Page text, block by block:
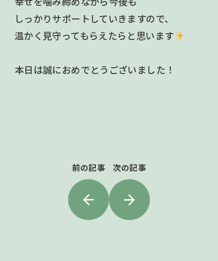
しっかりサポートしていきますので、
温かく見守ってもらえたらと思います
本日は誠におめでとうございました！
前の記事 次の記事